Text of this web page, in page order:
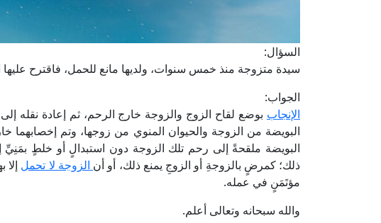
السؤال:
سيدة متزوجة منذ خمس سنوات، ولديها مانع للحمل، فاقترح عليها
الجواب:
الإنجاب بوضع لقاح الزوج والزوجة خارج الرحم، ثم إعادة نقله
البويضة من الزوجة والحيوان المنوي من زوجها، وتم إخصابهما
البويضة ملقحةً إلى رحم تلك الزوجة دون استبدالٍ أو خلطٍ
ذلك؛ كمرضٍ بالزوجةِ أو الزوجِ يمنع ذلك، أو أن الزوجة لا تحمل
مؤتَمَنٍ في عمله.
والله سبحانه وتعالى أعلم.